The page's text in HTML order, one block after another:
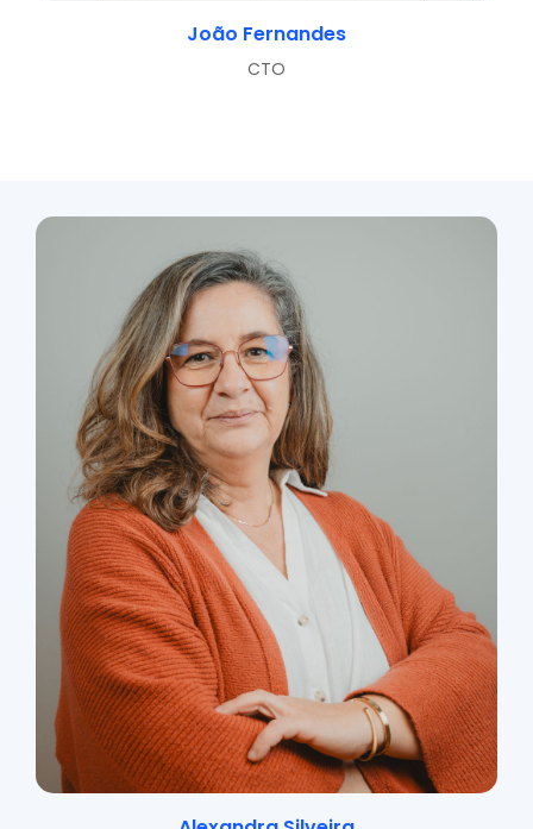
João Fernandes
CTO